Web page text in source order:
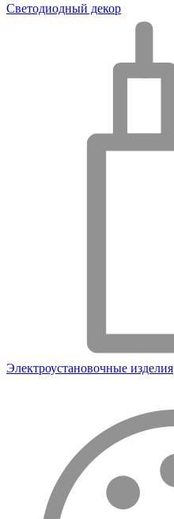
Светодиодный декор
Электроустановочные изделия